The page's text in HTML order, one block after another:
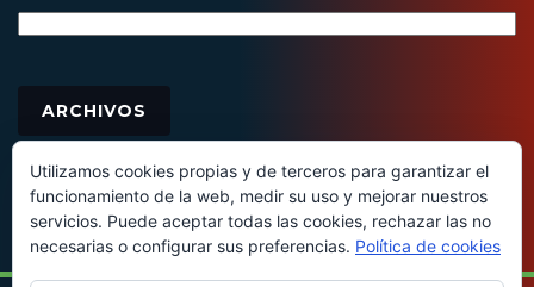
ARCHIVOS
Utilizamos cookies propias y de terceros para garantizar el
funcionamiento de la web, medir su uso y mejorar nuestros
servicios. Puede aceptar todas las cookies, rechazar las no
necesarias o configurar sus preferencias. Política de cookies